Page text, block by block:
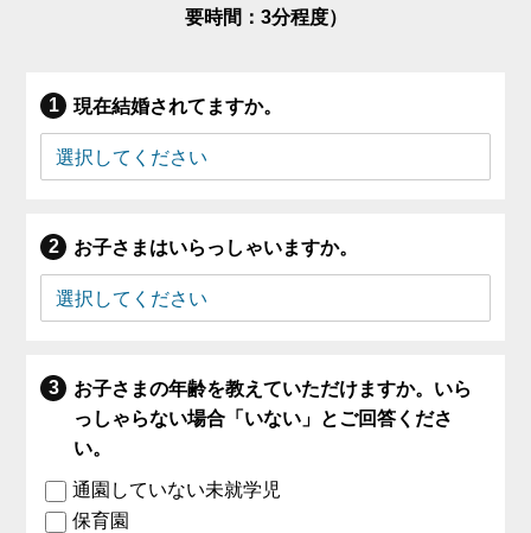
要時間：3分程度）
現在結婚されてますか。
お子さまはいらっしゃいますか。
お子さまの年齢を教えていただけますか。いら
っしゃらない場合「いない」とご回答くださ
い。
通園していない未就学児
保育園